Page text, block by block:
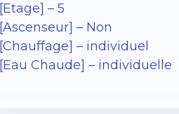
[Etage] – 5
[Ascenseur] – Non
[Chauffage] – individuel
[Eau Chaude] – individuelle